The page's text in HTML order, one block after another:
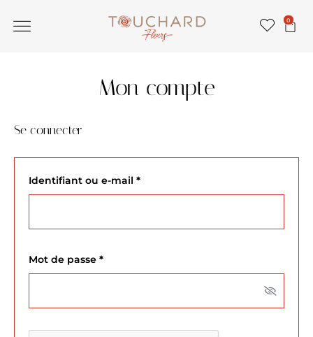
0
Mon compte
Se connecter
Identifiant ou e-mail *
Mot de passe *